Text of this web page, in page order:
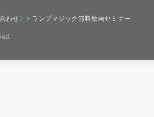
わせ トランプマジック無料動画セミナー